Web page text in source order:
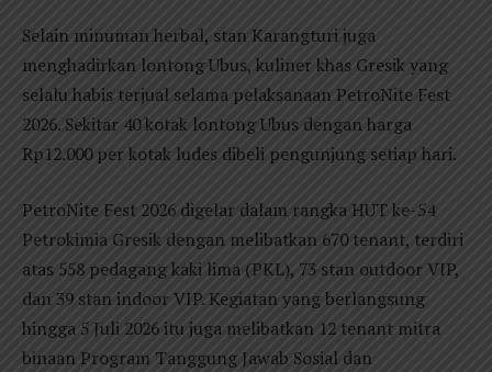
Selain minuman herbal, stan Karangturi juga
menghadirkan lontong Ubus, kuliner khas Gresik yang
selalu habis terjual selama pelaksanaan PetroNite Fest
2026. Sekitar 40 kotak lontong Ubus dengan harga
Rp12.000 per kotak ludes dibeli pengunjung setiap hari.
PetroNite Fest 2026 digelar dalam rangka HUT ke-54
Petrokimia Gresik dengan melibatkan 670 tenant, terdiri
atas 558 pedagang kaki lima (PKL), 73 stan outdoor VIP,
dan 39 stan indoor VIP. Kegiatan yang berlangsung
hingga 5 Juli 2026 itu juga melibatkan 12 tenant mitra
binaan Program Tanggung Jawab Sosial dan